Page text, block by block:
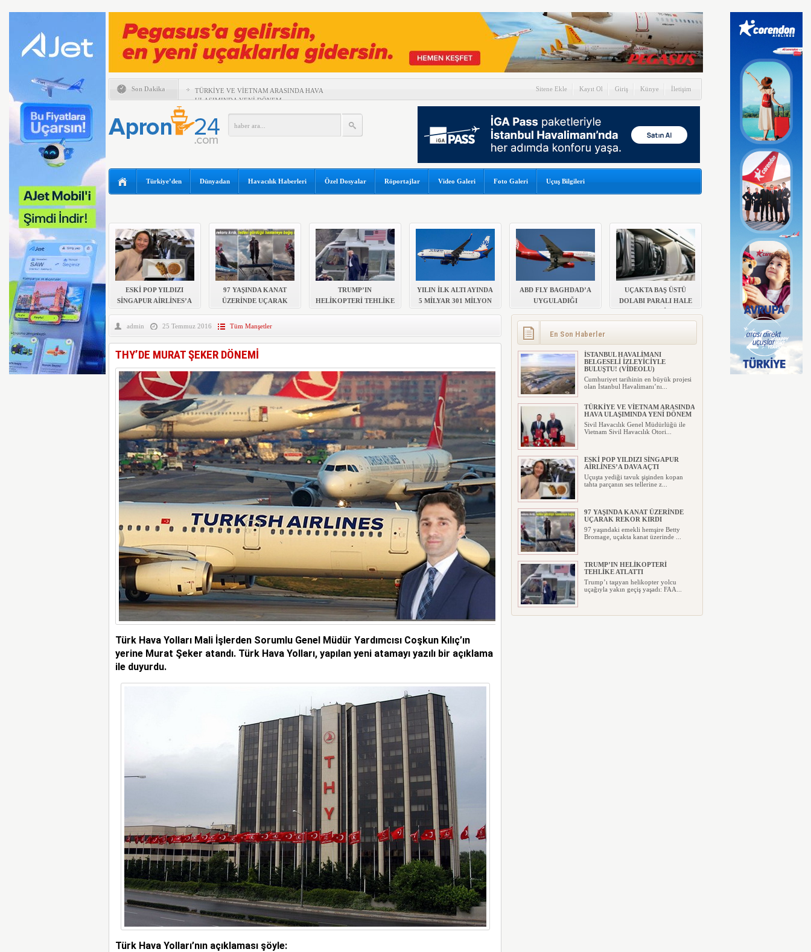
Son Dakika TÜRKİYE VE VİETNAM ARASINDA HAVA
ULAŞIMINDA YENİ DÖNEM
97 YAŞINDA KANAT ÜZERİNDE UÇARAK REKOR
KIRDI
ZARAR AÇIKLADI
ABD FLY BAGHDAD’A UYGULADIĞI YAPTIRIMI
HİTİT BİLİŞİM 500’DE SEKTÖREL YAZILIM
BİRİNCİSİ
AYJET’TE 137. DÖNEM MEZUNİYETİ
ARIZALAN UÇAĞI OTOYOLA İNDİRDİ
Sitene Ekle Kayıt Ol Giriş Künye İletişim
Türkiye’den Dünyadan Havacılık Haberleri Özel Dosyalar Röportajlar Video Galeri Foto Galeri Uçuş Bilgileri
ESKİ POP YILDIZI
SİNGAPUR AİRLİNES’A
97 YAŞINDA KANAT
ÜZERİNDE UÇARAK
TRUMP’IN
HELİKOPTERİ TEHLİKE
YILIN İLK ALTI AYINDA
5 MİLYAR 301 MİLYON
ABD FLY BAGHDAD’A
UYGULADIĞI
UÇAKTA BAŞ ÜSTÜ
DOLABI PARALI HALE
admin
25 Temmuz 2016 Tüm Manşetler
THY’DE MURAT ŞEKER DÖNEMİ
Türk Hava Yolları Mali İşlerden Sorumlu Genel Müdür Yardımcısı Coşkun Kılıç’ın
yerine Murat Şeker atandı. Türk Hava Yolları, yapılan yeni atamayı yazılı bir açıklama
ile duyurdu.
Türk Hava Yolları’nın açıklaması şöyle:
En Son Haberler
İSTANBUL HAVALİMANI
BELGESELİ İZLEYİCİYLE
BULUŞTU! (VİDEOLU)
Cumhuriyet tarihinin en büyük projesi
olan İstanbul Havalimanı’nı...
TÜRKİYE VE VİETNAM ARASINDA
HAVA ULAŞIMINDA YENİ DÖNEM
Sivil Havacılık Genel Müdürlüğü ile
Vietnam Sivil Havacılık Otori...
ESKİ POP YILDIZI SİNGAPUR
AİRLİNES’A DAVA AÇTI
Uçuşta yediği tavuk şişinden kopan
tahta parçanın ses tellerine z...
97 YAŞINDA KANAT ÜZERİNDE
UÇARAK REKOR KIRDI
97 yaşındaki emekli hemşire Betty
Bromage, uçakta kanat üzerinde ...
TRUMP’IN HELİKOPTERİ
TEHLİKE ATLATTI
Trump’ı taşıyan helikopter yolcu
uçağıyla yakın geçiş yaşadı: FAA...
YILIN İLK ALTI AYINDA 5 MİLYAR